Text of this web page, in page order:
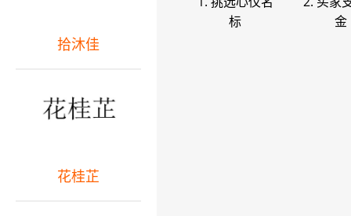
标
金
拾沐佳
花桂芷